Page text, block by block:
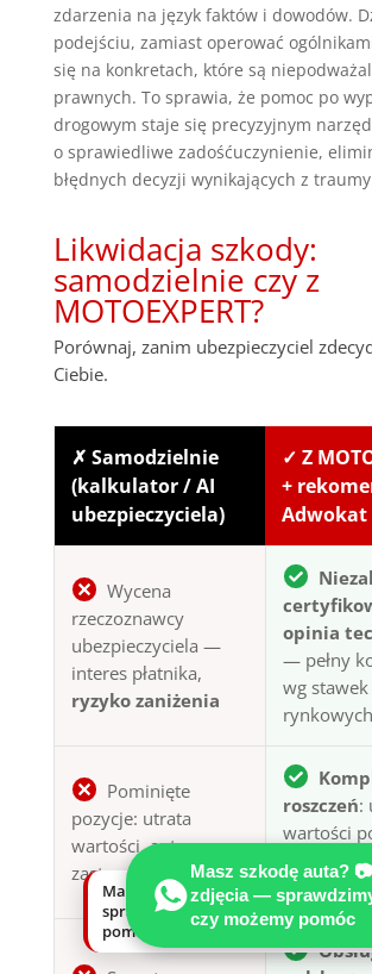
zdarzenia na język faktów i dowodów.
podejściu, zamiast operować
się na konkretach, które są
prawnych. To sprawia, że pomoc po
drogowym staje się precyzyjnym
o sprawiedliwe zadośćuczynienie,
błędnych decyzji wynikających z
Likwidacja szkody:
samodzielnie czy z
MOTOEXPERT?
Porównaj, zanim ubezpieczyciel
Ciebie.
✗ Samodzielnie
(kalkulator / AI
ubezpieczyciela)
✓ Z
+
Adwokat
Wycena
rzeczoznawcy
ubezpieczyciela —
interes płatnika,
ryzyko zaniżenia
opinia
— pełny
wg stawek
rynkowych
Pominięte
pozycje: utrata
wartości, auto
zastępcze, holowanie
roszczeń:
wartości
auto
koszty
Masz szkodę auta?
zdjęcia —
czy możemy pomóc
Masz szkodę auta? Wyślij zdjęcia —
sprawdzimy natychmiast, czy możemy
pomóc.